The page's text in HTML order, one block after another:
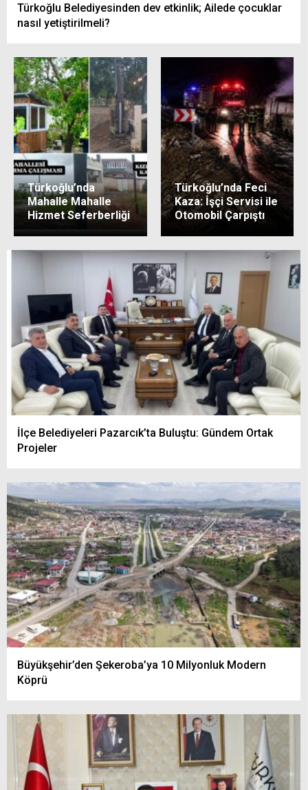
Türkoğlu Belediyesinden dev etkinlik; Ailede çocuklar
nasıl yetiştirilmeli?
Türkoğlu’nda
Mahalle Mahalle
Hizmet Seferberliği
Türkoğlu’nda Feci
Kaza: İşçi Servisi ile
Otomobil Çarpıştı
İlçe Belediyeleri Pazarcık’ta Buluştu: Gündem Ortak
Projeler
Büyükşehir’den Şekeroba’ya 10 Milyonluk Modern
Köprü